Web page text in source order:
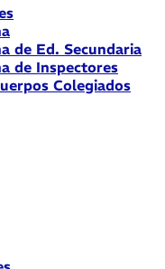
de Ed. Secundaria
de Inspectores
Colegiados